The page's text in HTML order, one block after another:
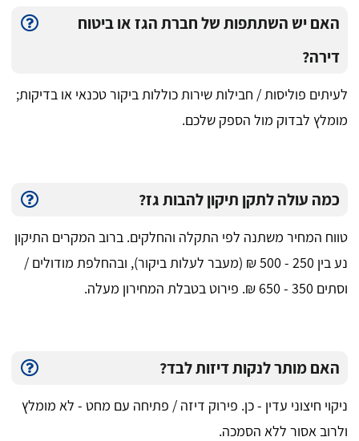
האם יש השתתפות של חברת הגז או ביטוח
דירה?
לעיתים פוליסות / חבילות שירות כוללות ביקור טכנאי או בדיקות;
מומלץ לבדוק מול הספק שלכם.
כמה עולה לתקן תיקון להבות גז?
טווח המחיר משתנה לפי התקלה והחלקים. ברוב המקרים התיקון
נע בין 250 - 500 ₪ (מעבר לעלות ביקור), ובהחלפת מודולים /
וסתים 350 - 650 ₪. פירוט בטבלת המחירון מעלה.
האם מותר לנקות דיזות לבד?
ניקוי חיצוני עדין - כן. פירוק דיזה / פתיחה עם מחט - לא מומלץ
ולרוב אסור ללא הסמכה.